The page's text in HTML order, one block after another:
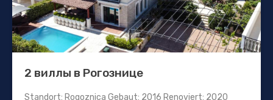
2 виллы в Рогознице
Standort: Rogoznica Gebaut: 2016 Renoviert: 2020